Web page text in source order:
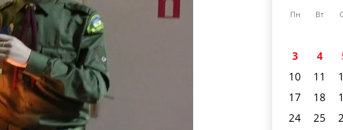
Пн Вт
3
4
10
11
17
18
24
25